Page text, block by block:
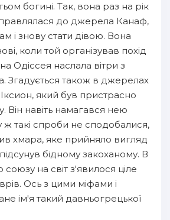
богині. Так, вона раз на рік
до джерела Канаф,
і знову стати дівою. Вона
коли той організував похід
Одіссея наслала вітри з
Згадується також в джерелах
який був пристрасно
Він навіть намагався нею
ж такі спроби не сподобалися,
хмара, яке прийняло вигляд
бідному закоханому. В
союзу на світ з'явилося ціле
Ось з цими міфами і
ім'я такий давньогрецької